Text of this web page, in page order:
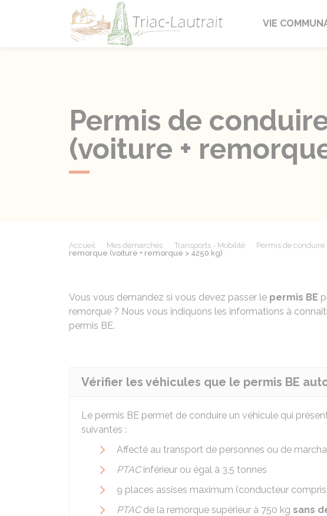
Triac-Lautrait
VIE
Permis de
(voiture +
Accueil Mes démarches Transports - Mobilité Permis de conduire
remorque (voiture + remorque > 4250 kg)
Vous vous demandez si vous devez passer le permis BE
remorque ? Nous vous indiquons les informations à
permis BE.
Vérifier les véhicules que le permis BE
Le permis BE permet de conduire un véhicule qui
suivantes :
Affecté au transport de personnes ou de
PTACinférieur ou égal à 3,5 tonnes
9 places assises maximum (conducteur
PTACde la remorque supérieur à 750 kg sans